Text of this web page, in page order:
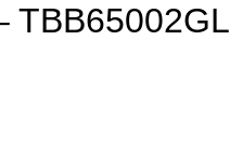
TBB65002GL